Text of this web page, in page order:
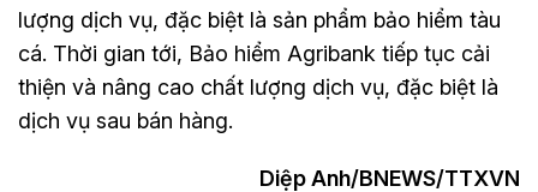
lượng dịch vụ, đặc biệt là sản phẩm bảo hiểm tàu
cá. Thời gian tới, Bảo hiểm Agribank tiếp tục cải
thiện và nâng cao chất lượng dịch vụ, đặc biệt là
dịch vụ sau bán hàng.
Diệp Anh/BNEWS/TTXVN